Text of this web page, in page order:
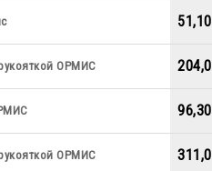
ОРМИС
ОРМИС